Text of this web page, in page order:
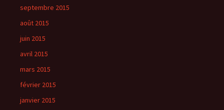
septembre 2015
août 2015
juin 2015
avril 2015
mars 2015
février 2015
janvier 2015